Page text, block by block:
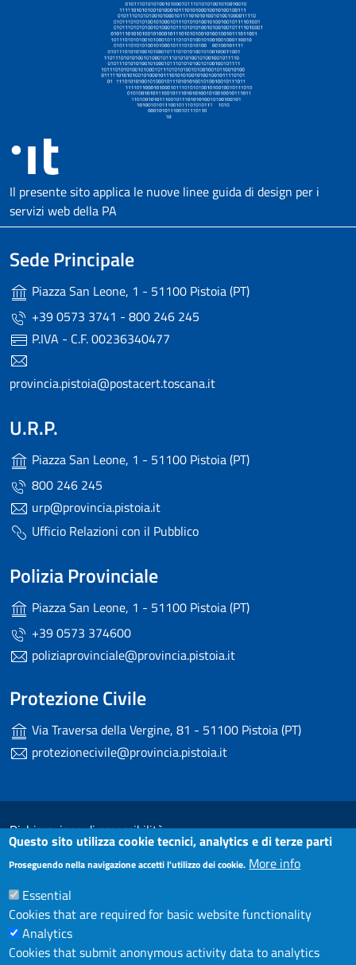
Il presente sito applica le nuove linee guida di design per i
servizi web della PA
Sede Principale
Piazza San Leone, 1 - 51100 Pistoia (PT)
+39 0573 3741 - 800 246 245
P.IVA - C.F. 00236340477
provincia.pistoia@postacert.toscana.it
U.R.P.
Piazza San Leone, 1 - 51100 Pistoia (PT)
800 246 245
urp@provincia.pistoia.it
Ufficio Relazioni con il Pubblico
Polizia Provinciale
Piazza San Leone, 1 - 51100 Pistoia (PT)
+39 0573 374600
poliziaprovinciale@provincia.pistoia.it
Protezione Civile
Via Traversa della Vergine, 81 - 51100 Pistoia (PT)
protezionecivile@provincia.pistoia.it
Small prints
Useful links section
Dichiarazione di accessibilità
Note Legali
Privacy
Contatti
Questo sito utilizza cookie tecnici, analytics e di terze parti
Proseguendo nella navigazione accetti l'utilizzo dei cookie. More info
Essential
Cookies that are required for basic website functionality
Analytics
Cookies that submit anonymous activity data to analytics